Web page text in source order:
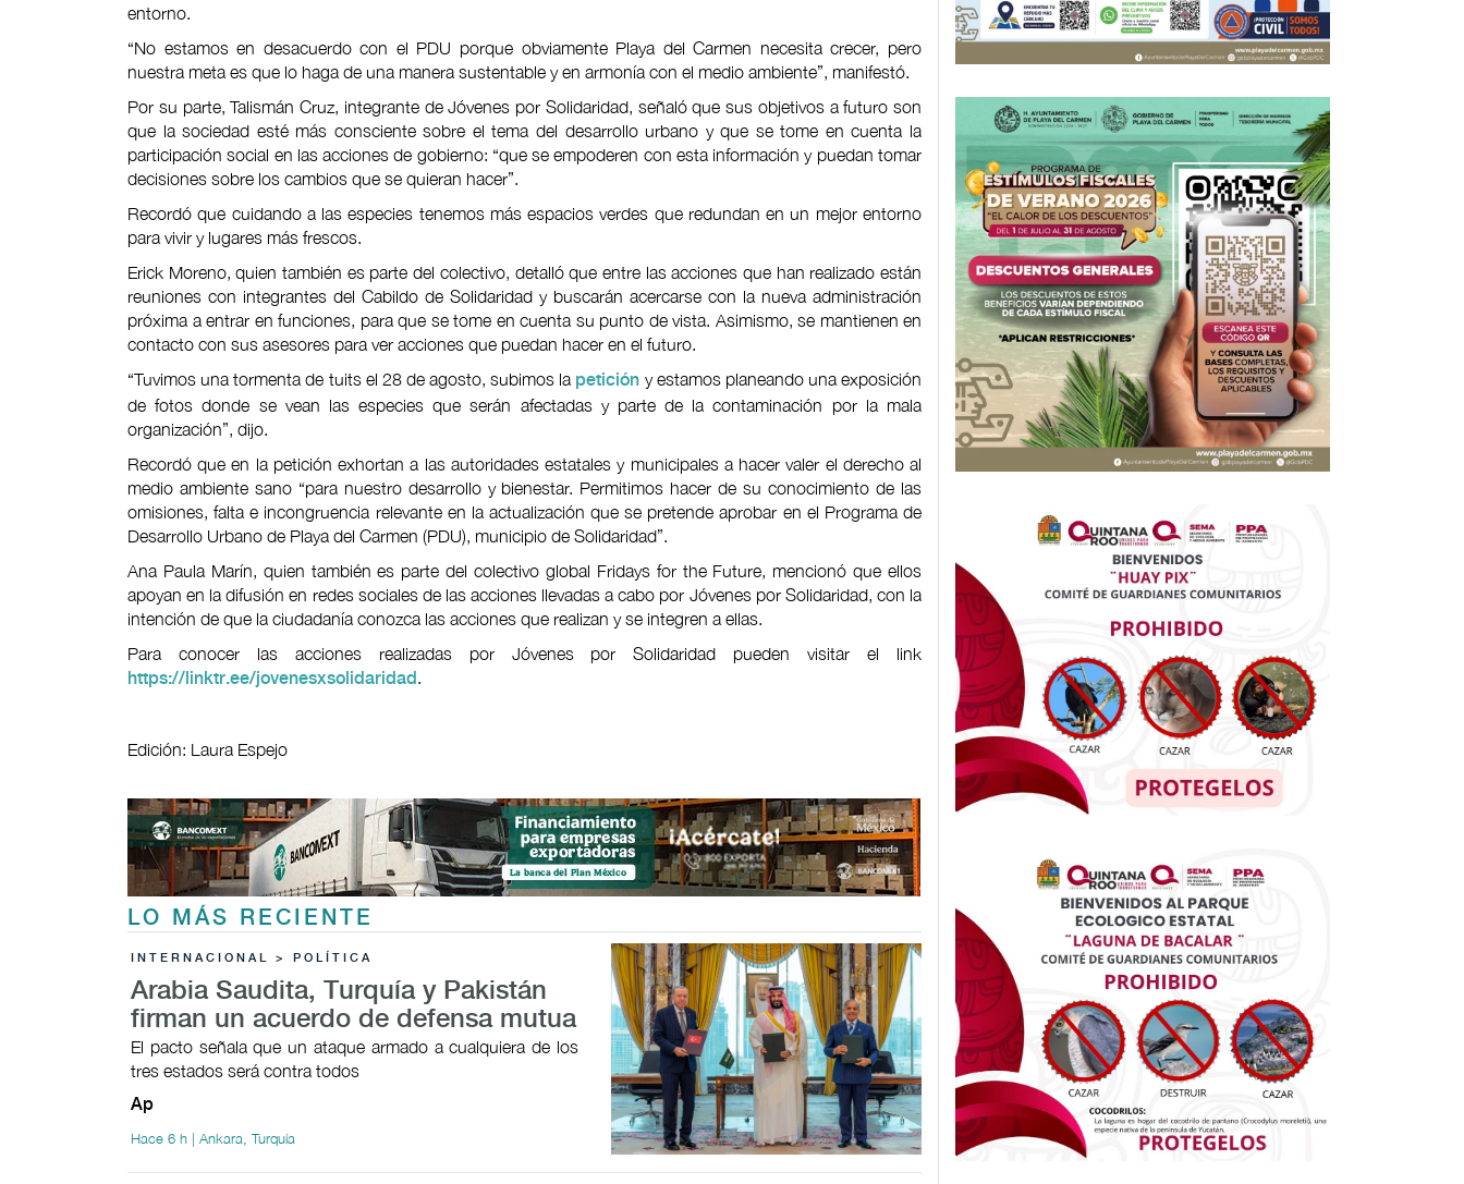
entorno.
“No estamos en desacuerdo con el PDU porque obviamente Playa del Carmen necesita crecer, pero
nuestra meta es que lo haga de una manera sustentable y en armonía con el medio ambiente”, manifestó.
Por su parte, Talismán Cruz, integrante de Jóvenes por Solidaridad, señaló que sus objetivos a futuro son
que la sociedad esté más consciente sobre el tema del desarrollo urbano y que se tome en cuenta la
participación social en las acciones de gobierno: “que se empoderen con esta información y puedan tomar
decisiones sobre los cambios que se quieran hacer”.
Recordó que cuidando a las especies tenemos más espacios verdes que redundan en un mejor entorno
para vivir y lugares más frescos.
Erick Moreno, quien también es parte del colectivo, detalló que entre las acciones que han realizado están
reuniones con integrantes del Cabildo de Solidaridad y buscarán acercarse con la nueva administración
próxima a entrar en funciones, para que se tome en cuenta su punto de vista. Asimismo, se mantienen en
contacto con sus asesores para ver acciones que puedan hacer en el futuro.
“Tuvimos una tormenta de tuits el 28 de agosto, subimos la petición y estamos planeando una exposición
de fotos donde se vean las especies que serán afectadas y parte de la contaminación por la mala
organización”, dijo.
Recordó que en la petición exhortan a las autoridades estatales y municipales a hacer valer el derecho al
medio ambiente sano “para nuestro desarrollo y bienestar. Permitimos hacer de su conocimiento de las
omisiones, falta e incongruencia relevante en la actualización que se pretende aprobar en el Programa de
Desarrollo Urbano de Playa del Carmen (PDU), municipio de Solidaridad”.
Ana Paula Marín, quien también es parte del colectivo global Fridays for the Future, mencionó que ellos
apoyan en la difusión en redes sociales de las acciones llevadas a cabo por Jóvenes por Solidaridad, con la
intención de que la ciudadanía conozca las acciones que realizan y se integren a ellas.
Para conocer las acciones realizadas por Jóvenes por Solidaridad pueden visitar el link
https://linktr.ee/jovenesxsolidaridad .
Edición: Laura Espejo
LO MÁS RECIENTE
INTERNACIONAL > POLÍTICA
Arabia Saudita, Turquía y Pakistán
firman un acuerdo de defensa mutua
El pacto señala que un ataque armado a cualquiera de los
tres estados será contra todos
Ap
Hace 6 h | Ankara, Turquía